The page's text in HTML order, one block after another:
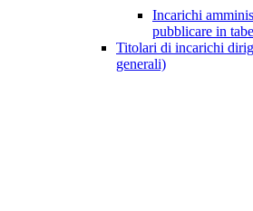
Incarichi
pubblicare in
Titolari di incarichi
generali)